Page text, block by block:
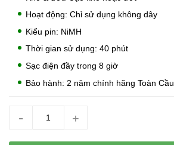
Hoạt động: Chỉ sử dụng không dây
Kiểu pin: NiMH
Thời gian sử dụng: 40 phút
Sạc điện đầy trong 8 giờ
Bảo hành: 2 năm chính hãng Toàn Cầu
- +